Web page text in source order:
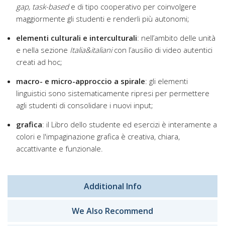
gap, task-basede di tipo cooperativo per coinvolgere
maggiormente gli studenti e renderli più autonomi;
elementi culturali e interculturali: nell’ambito delle unità
e nella sezione Italia&italianicon l’ausilio di video autentici
creati ad hoc;
macro- e micro-approccio a spirale: gli elementi
linguistici sono sistematicamente ripresi per permettere
agli studenti di consolidare i nuovi input;
grafica: il Libro dello studente ed esercizi è interamente a
colori e l'impaginazione grafica è creativa, chiara,
accattivante e funzionale.
Additional Info
We Also Recommend